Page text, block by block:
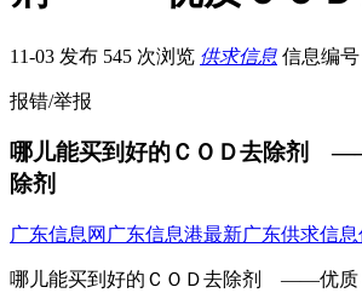
11-03 发布 545 次浏览 供求信息 信息编
报错/举报
哪儿能买到好的ＣＯＤ去除剂
除剂
广东信息网 广东信息港最新广东供求信息
哪儿能买到好的ＣＯＤ去除剂 ——优质